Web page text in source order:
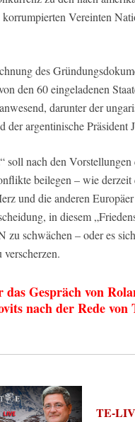
Vereinten
des
den 60 eingeladenen
darunter der
der argentinische Präsident
soll nach den Vorstellungen
beilegen – wie derzeit
und die anderen
in diesem
zu schwächen – oder es
das Gespräch von
nach der Rede von
TE-